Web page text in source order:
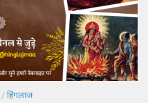
/ हिंगलाज